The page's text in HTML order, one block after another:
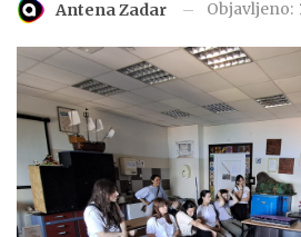
Antena Zadar Objavljeno: